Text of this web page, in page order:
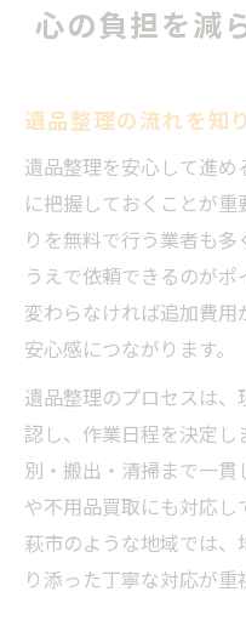
心の負担を減
遺品整理の流れを知
遺品整理を安心して進
に把握しておくことが
りを無料で行う業者も
うえで依頼できるのが
変わらなければ追加費用
安心感につながります。
遺品整理のプロセスは
認し、作業日程を決定し
別・搬出・清掃まで一
や不用品買取にも対応し
萩市のような地域では
り添った丁寧な対応が重